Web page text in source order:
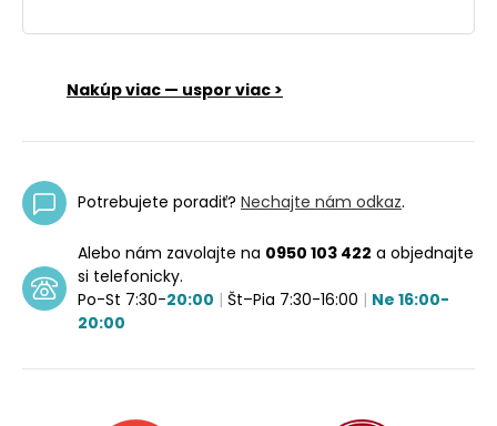
Nakúp viac — uspor viac >
Potrebujete poradiť? Nechajte nám odkaz.
Alebo nám zavolajte na 0950 103 422 a objednajte
si telefonicky.
Po-St 7:30-20:00 | Št–Pia 7:30-16:00 | Ne 16:00-
20:00